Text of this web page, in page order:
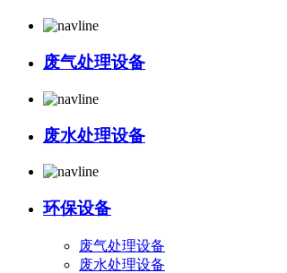
废气处理设备
废水处理设备
环保设备
废气处理设备
废水处理设备